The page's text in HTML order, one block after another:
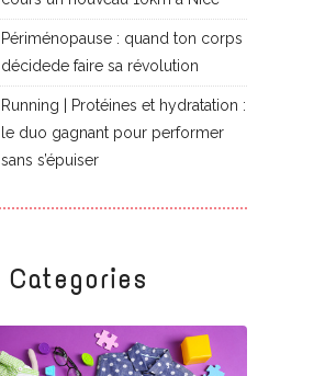
Périménopause : quand ton corps
décidede faire sa révolution
Running | Protéines et hydratation :
le duo gagnant pour performer
sans s’épuiser
Categories